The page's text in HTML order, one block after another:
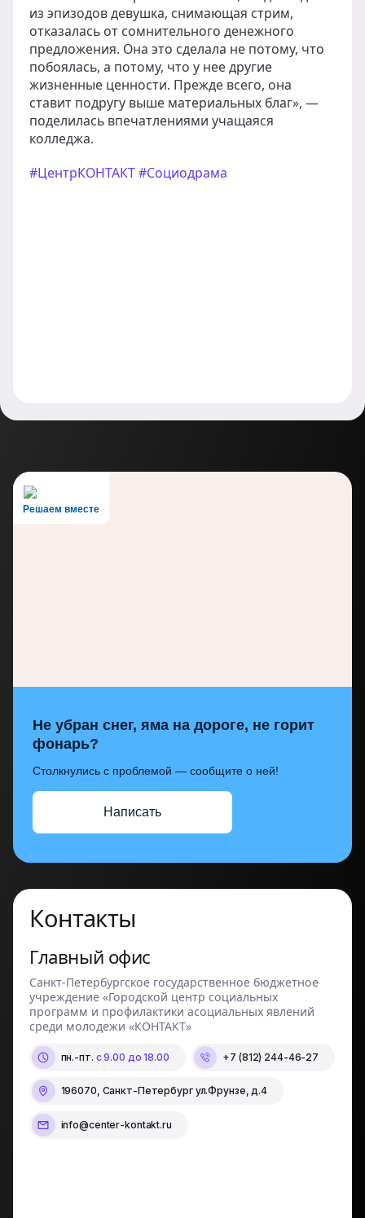
из эпизодов девушка, снимающая стрим,
отказалась от сомнительного денежного
предложения. Она это сделала не потому, что
побоялась, а потому, что у нее другие
жизненные ценности. Прежде всего, она
ставит подругу выше материальных благ», —
поделилась впечатлениями учащаяся
колледжа.
#ЦентрКОНТАКТ#Социодрама
Решаем вместе
Не убран снег, яма на дороге, не горит
фонарь?
Столкнулись с проблемой — сообщите о ней!
Написать
Контакты
Главный офис
Санкт-Петербургское государственное бюджетное
учреждение «Городской центр социальных
программ и профилактики асоциальных явлений
среди молодежи «КОНТАКТ»
пн.-пт. с 9.00 до 18.00 +7 (812) 244-46-27
196070, Санкт-Петербург ул.Фрунзе, д.4
info@center-kontakt.ru